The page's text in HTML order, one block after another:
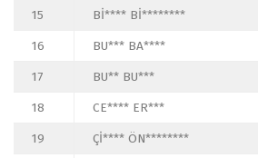
15
Bİ**** Bİ********
16
BU*** BA****
17
BU** BU***
18
CE**** ER***
19
Çİ**** ÖN********